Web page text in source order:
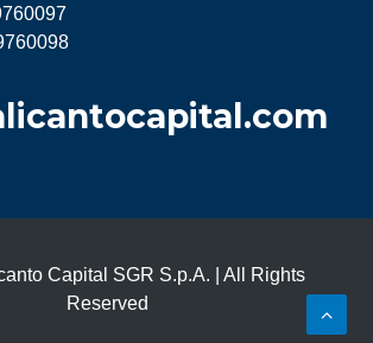
Capital SGR S.p.A. | All Rights
Reserved